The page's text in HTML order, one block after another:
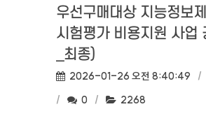
우선구매대상 지능정보
시험평가 비용지원 사업
_최종)
작성일:
2026-01-26 오전 8:40:49
댓글수:
0 조회수:
2268